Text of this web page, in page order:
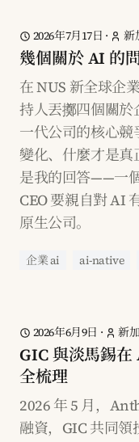
2026年7月17日 · 新
幾個關於 AI 的
在 NUS 新全球企
持人丟擲四個關於
一代公司的核心競
變化、什麼才是
是我的回答——一
CEO 要親自對 AI
原生公司。
企業 ai ai-native
2026年6月9日 · 新
GIC 與淡馬錫
全梳理
2026 年 5 月，
融資，GIC 共同